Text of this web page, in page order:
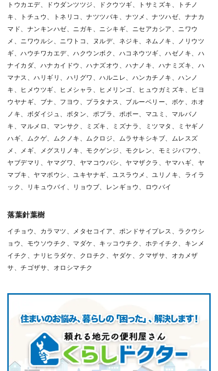
トウカエデ、ドウダンツツジ、ドクウツギ、トサミズキ、トチノ
キ、トチュウ、トネリコ、ナツツバキ、ナツメ、ナツハゼ、ナナカ
マド、ナンキンハゼ、ニガキ、ニシキギ、ニセアカシア、ニワウ
メ、ニワウルシ、ニワトコ、ヌルデ、ネジキ、ネムノキ、ノリウツ
ギ、ハウチワカエデ、ハクウンボク、ハコネウツギ、ハゼノキ、ハ
ナイカダ、ハナカイドウ、ハナズオウ、ハナノキ、ハナミズキ、ハ
マナス、ハリギリ、ハリグワ、ハルニレ、ハンカチノキ、ハンノ
キ、ヒメウツギ、ヒメシャラ、ヒメリンゴ、ヒュウガミズキ、ビヨ
ウヤナギ、ブナ、フヨウ、プラタナス、ブルーベリー、ボケ、ホオ
ノキ、ボダイジュ、ボタン、ポプラ、ポポー、マユミ、マルバノ
キ、マルメロ、マンサク、ミズキ、ミズナラ、ミツマタ、ミヤギノ
ハギ、ムクゲ、ムクノキ、ムクロジ、ムラサキシキブ、ムレスズ
メ、メギ、メグスリノキ、モクゲンジ、モクレン、モミジバフウ、
ヤブデマリ、ヤマグワ、ヤマコウバシ、ヤマザクラ、ヤマハギ、ヤ
マブキ、ヤマボウシ、ユキヤナギ、ユスラウメ、ユリノキ、ライラ
ック、リキュウバイ、リョウブ、レンギョウ、ロウバイ
落葉針葉樹
イチョウ、カラマツ、メタセコイア、ポンドサイプレス、ラクウシ
ョウ、モウソウチク、マダケ、キッコウチク、ホテイチク、キンメ
イチク、ナリヒラダケ、クロチク、ヤダケ、クマザサ、オカメザ
サ、チゴザサ、オロシマチク